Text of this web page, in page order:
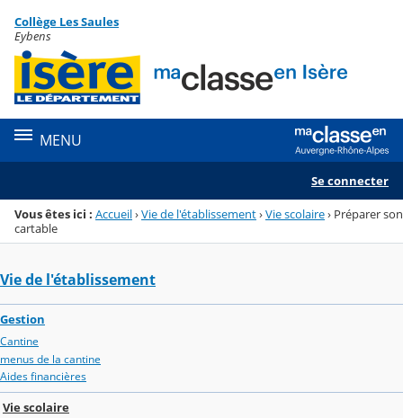
Menu de la rubrique
Contenu
Collège Les Saules
Eybens
MENU
Se connecter
Vous êtes ici : Accueil›Vie de l'établissement›Vie scolaire› Préparer son
cartable
Vie de l'établissement
Gestion
Cantine
menus de la cantine
Aides financières
Vie scolaire